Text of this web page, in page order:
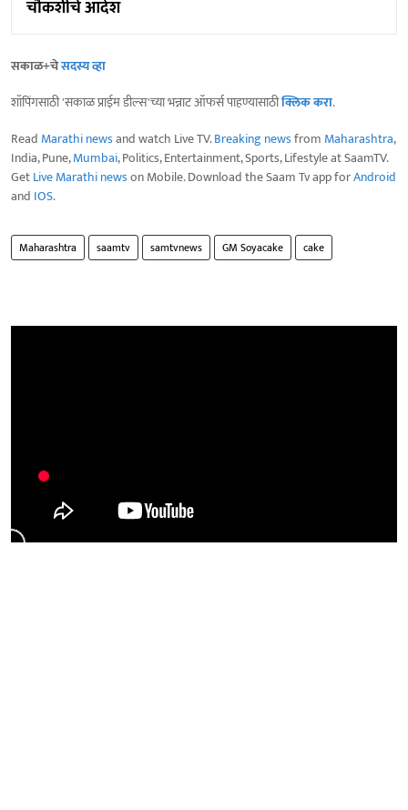
चौकशीचे आदेश
सकाळ+चेसदस्य व्हा
शॉपिंगसाठी 'सकाळ प्राईम डील्स'च्या भन्नाट ऑफर्स पाहण्यासाठीक्लिक करा.
Read Marathi newsand watch Live TV.Breaking newsfrom Maharashtra,
India, Pune,Mumbai, Politics, Entertainment, Sports, Lifestyle at SaamTV.
GetLive Marathi newson Mobile. Download the Saam Tv app forAndroid
and IOS.
Maharashtra saamtv samtvnews GM Soyacake cake